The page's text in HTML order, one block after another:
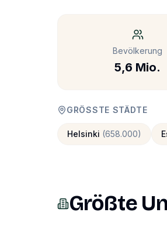
Bevölkerung
5,6 Mio.
GRÖSSTE STÄDTE
Helsinki (658.000)
Größte